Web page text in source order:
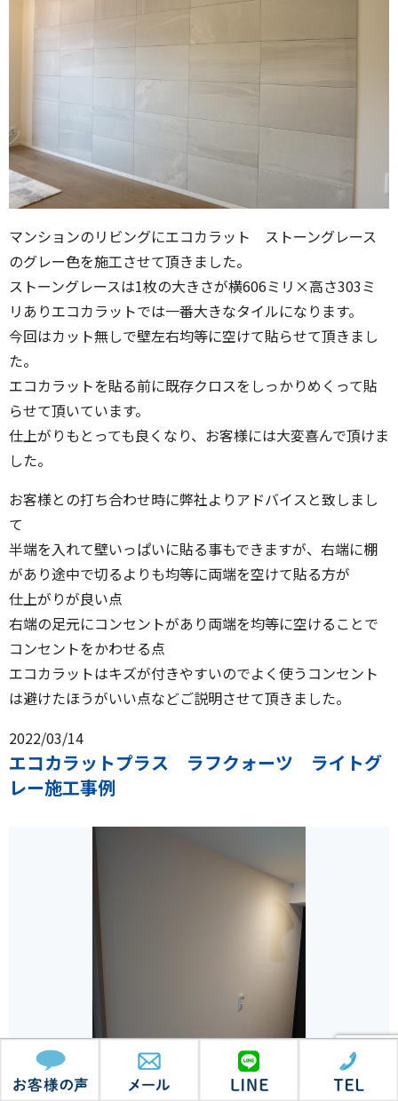
マンションのリビングにエコカラット ストーングレース
のグレー色を施工させて頂きました。
ストーングレースは1枚の大きさが横606ミリ×高さ303ミ
リありエコカラットでは一番大きなタイルになります。
今回はカット無しで壁左右均等に空けて貼らせて頂きまし
た。
エコカラットを貼る前に既存クロスをしっかりめくって貼
らせて頂いています。
仕上がりもとっても良くなり、お客様には大変喜んで頂けま
した。
お客様との打ち合わせ時に弊社よりアドバイスと致しまし
て
半端を入れて壁いっぱいに貼る事もできますが、右端に棚
があり途中で切るよりも均等に両端を空けて貼る方が
仕上がりが良い点
右端の足元にコンセントがあり両端を均等に空けることで
コンセントをかわせる点
エコカラットはキズが付きやすいのでよく使うコンセント
は避けたほうがいい点などご説明させて頂きました。
2022/03/14
エコカラットプラス ラフクォーツ ライトグ
レー施工事例